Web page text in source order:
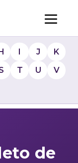
I J
K
T U
V
de